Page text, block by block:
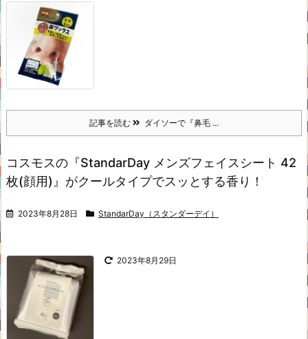
記事を読む ダイソーで『鼻毛 ...
コスモスの『StandarDay メンズフェイスシート 42
枚(顔用)』がクールタイプでスッとする香り！
2023年8月28日 StandarDay（スタンダーデイ）
2023年8月29日